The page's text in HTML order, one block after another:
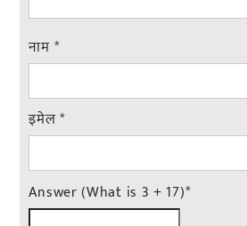
नाम *
इमेल*
Answer (What is 3 + 17)*